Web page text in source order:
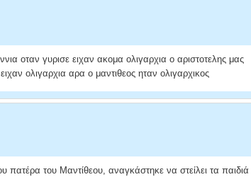
οταν γυρισε ειχαν ακομα ολιγαρχια ο αριστοτελης μας
ολιγαρχια αρα ο μαντιθεος ηταν ολιγαρχικος
πατέρα του Μαντίθεου, αναγκάστηκε να στείλει τα παιδιά